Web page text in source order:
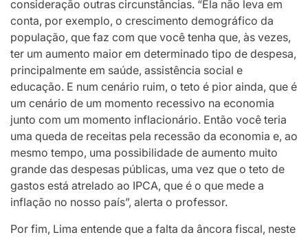
consideração outras circunstâncias. “Ela não leva em
conta, por exemplo, o crescimento demográfico da
população, que faz com que você tenha que, às vezes,
ter um aumento maior em determinado tipo de despesa,
principalmente em saúde, assistência social e
educação. E num cenário ruim, o teto é pior ainda, que é
um cenário de um momento recessivo na economia
junto com um momento inflacionário. Então você teria
uma queda de receitas pela recessão da economia e, ao
mesmo tempo, uma possibilidade de aumento muito
grande das despesas públicas, uma vez que o teto de
gastos está atrelado ao IPCA, que é o que mede a
inflação no nosso país”, alerta o professor.
Por fim, Lima entende que a falta da âncora fiscal, neste